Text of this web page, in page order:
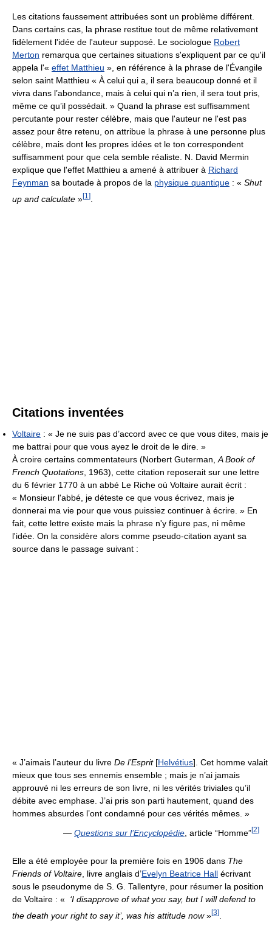
Les citations faussement attribuées sont un problème différent.
Dans certains cas, la phrase restitue tout de même relativement
fidèlement l'idée de l'auteur supposé. Le sociologue Robert
Merton remarqua que certaines situations s'expliquent par ce qu'il
appela l'« effet Matthieu », en référence à la phrase de l'Évangile
selon saint Matthieu « À celui qui a, il sera beaucoup donné et il
vivra dans l’abondance, mais à celui qui n’a rien, il sera tout pris,
même ce qu’il possédait. » Quand la phrase est suffisamment
percutante pour rester célèbre, mais que l'auteur ne l'est pas
assez pour être retenu, on attribue la phrase à une personne plus
célèbre, mais dont les propres idées et le ton correspondent
suffisamment pour que cela semble réaliste. N. David Mermin
explique que l'effet Matthieu a amené à attribuer à Richard
Feynman sa boutade à propos de la physique quantique : « Shut
up and calculate »[1 ]
Citations inventées
Voltaire : « Je ne suis pas d’accord avec ce que vous dites, mais je
me battrai pour que vous ayez le droit de le dire. »
À croire certains commentateurs (Norbert Guterman, A Book of
French Quotations , 1963), cette citation reposerait sur une lettre
du 6 février 1770 à un abbé Le Riche où Voltaire aurait écrit :
« Monsieur l'abbé, je déteste ce que vous écrivez, mais je
donnerai ma vie pour que vous puissiez continuer à écrire. » En
fait, cette lettre existe mais la phrase n'y figure pas, ni même
l'idée. On la considère alors comme pseudo-citation ayant sa
source dans le passage suivant :
« J’aimais l’auteur du livre De l’Esprit[Helvétius]. Cet homme valait
mieux que tous ses ennemis ensemble ; mais je n’ai jamais
approuvé ni les erreurs de son livre, ni les vérités triviales qu’il
débite avec emphase. J’ai pris son parti hautement, quand des
hommes absurdes l’ont condamné pour ces vérités mêmes. »
— Questions sur l’Encyclopédie , article “Homme”[2]
Elle a été employée pour la première fois en 1906 dans The
Friends of Voltaire , livre anglais d’Evelyn Beatrice Hall écrivant
sous le pseudonyme de S. G. Tallentyre, pour résumer la position
de Voltaire : « ‘I disapprove of what you say, but I will defend to
the death your right to say it’, was his attitude now»[3]